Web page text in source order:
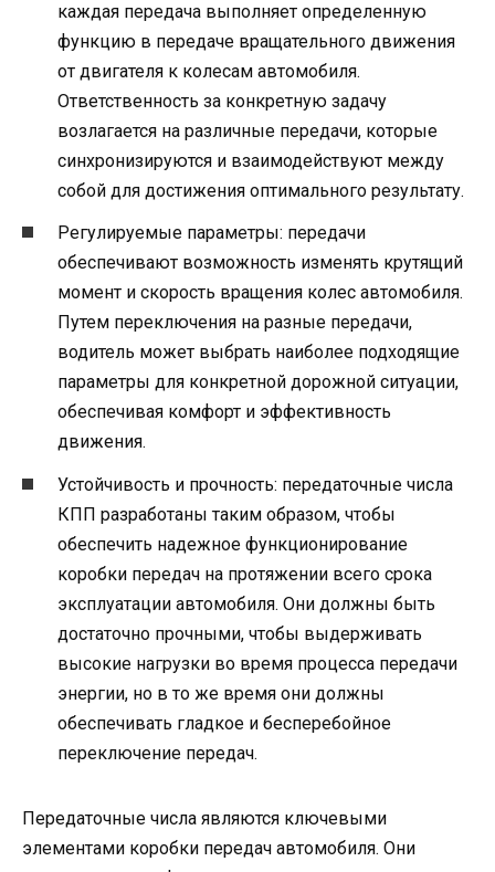
каждая передача выполняет определенную
функцию в передаче вращательного движения
от двигателя к колесам автомобиля.
Ответственность за конкретную задачу
возлагается на различные передачи, которые
синхронизируются и взаимодействуют между
собой для достижения оптимального результату.
Регулируемые параметры: передачи
обеспечивают возможность изменять крутящий
момент и скорость вращения колес автомобиля.
Путем переключения на разные передачи,
водитель может выбрать наиболее подходящие
параметры для конкретной дорожной ситуации,
обеспечивая комфорт и эффективность
движения.
Устойчивость и прочность: передаточные числа
КПП разработаны таким образом, чтобы
обеспечить надежное функционирование
коробки передач на протяжении всего срока
эксплуатации автомобиля. Они должны быть
достаточно прочными, чтобы выдерживать
высокие нагрузки во время процесса передачи
энергии, но в то же время они должны
обеспечивать гладкое и бесперебойное
переключение передач.
Передаточные числа являются ключевыми
элементами коробки передач автомобиля. Они